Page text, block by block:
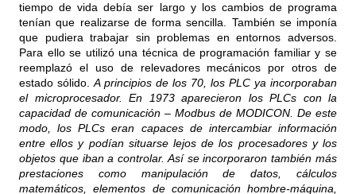
tiempo de vida debía ser largo y los cambios de programa
tenían que realizarse de forma sencilla. También se imponía
que pudiera trabajar sin problemas en entornos adversos.
Para ello se utilizó una técnica de programación familiar y se
reemplazó el uso de relevadores mecánicos por otros de
estado sólido.A principios de los 70, los PLC ya incorporaban
el microprocesador. En 1973 aparecieron los PLCs con la
capacidad de comunicación – Modbus de MODICON. De este
modo, los PLCs eran capaces de intercambiar información
entre ellos y podían situarse lejos de los procesadores y los
objetos que iban a controlar. Así se incorporaron también más
prestaciones como manipulación de datos, cálculos
matemáticos, elementos de comunicación hombre-máquina,